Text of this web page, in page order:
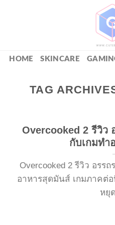
HOME SKINCARE
TAG
Overcooked 2 รีวิว
กับเกมทำ
Overcooked 2 รีวิว อรร
อาหารสุดมันส์ เกมภาคต่
หยุ